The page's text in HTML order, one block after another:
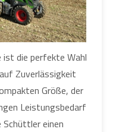
die perfekte Wahl
Zuverlässigkeit
Größe, der
Leistungsbedarf
Schüttler einen